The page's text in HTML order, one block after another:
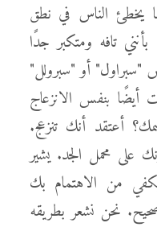
يخطئ الناس في نطق
تافه ومتكبر جدًا
"سبراول" أو "سبرولل"
بنفس الانزعاج
أعتقد أنك تنزعج.
على محمل الجد. يشير
من الاهتمام بك
نحن نشعر بطريقه